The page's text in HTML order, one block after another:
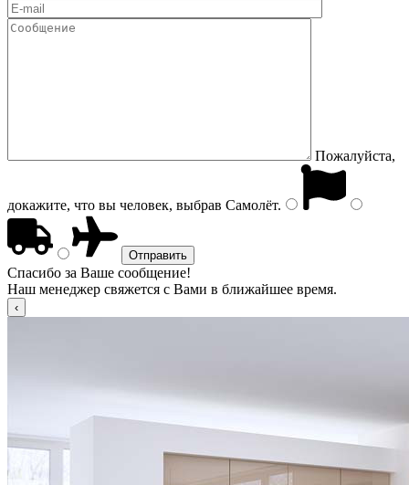
Пожалуйста,
докажите, что вы человек, выбрав Самолёт.
Спасибо за Ваше сообщение!
Наш менеджер свяжется с Вами в ближайшее время.